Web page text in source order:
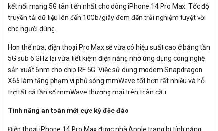
kết nối mạng 5G tân tiến nhất cho dòng iPhone 14 Pro Max. Tốc độ
truyền tải dữ liệu lên đến 10Gb/giây đem đến trải nghiệm tuyệt vời
cho người dùng.
Hơn thế nữa, điện thoại Pro Max sẽ vừa có hiệu suất cao ở băng tần
5G sub 6 GHz lại vừa tiết kiệm điện năng nhờ ứng dụng công nghệ
sản xuất 6nm cho chip RF 5G. Việc sử dụng modem Snapdragon
X65 làm tăng phạm vi phủ sóng mmWave tốt hơn rất nhiều và hỗ
trợ tất cả tần số mmWave thương mại trên toàn cầu.
Tính năng an toàn mới cực kỳ độc đáo
Điện thoại iPhone 14 Pro Max được nhà Apple trang bị tính năng